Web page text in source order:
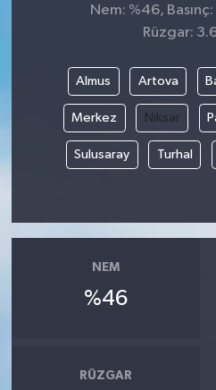
Nem: %46,
Rüzgar:
Almus Artova
Merkez Niksar
Sulusaray Turhal
NEM
%46
RÜZGAR